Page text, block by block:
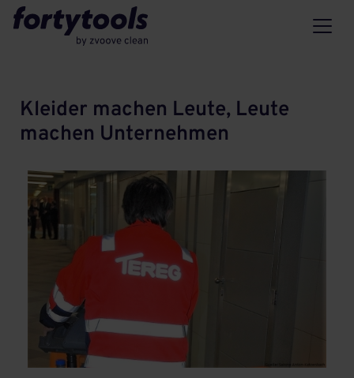
Kleider machen Leute, Leute
machen Unternehmen